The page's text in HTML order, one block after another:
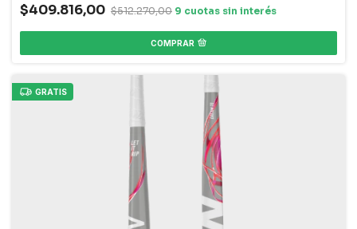
$409.816,00 $512.270,00
COMPRAR
GRATIS